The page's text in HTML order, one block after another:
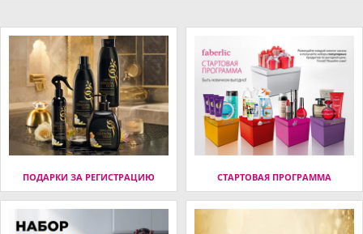
ПОДАРКИ ЗА РЕГИСТРАЦИЮ СТАРТОВАЯ ПРОГРАММА